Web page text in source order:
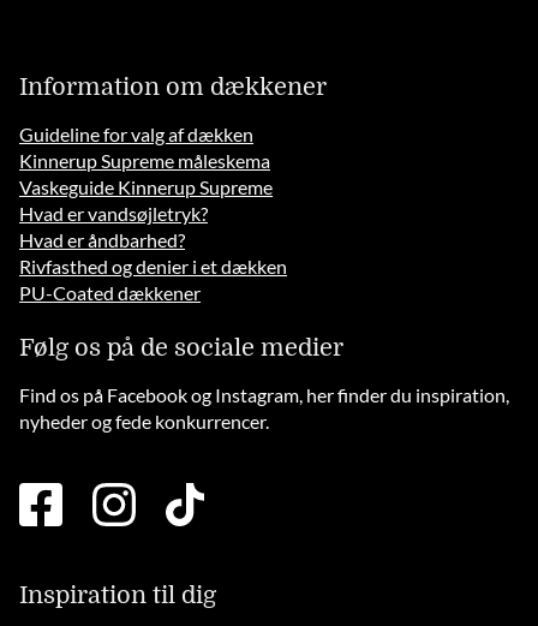
Information om dækkener
Guideline for valg af dækken
Kinnerup Supreme måleskema
Vaskeguide Kinnerup Supreme
Hvad er vandsøjletryk?
Hvad er åndbarhed?
Rivfasthed og denier i et dækken
PU-Coated dækkener
Følg os på de sociale medier
Find os på Facebook og Instagram, her finder du inspiration,
nyheder og fede konkurrencer.
facebook
square
instagramtiktok
Inspiration til dig